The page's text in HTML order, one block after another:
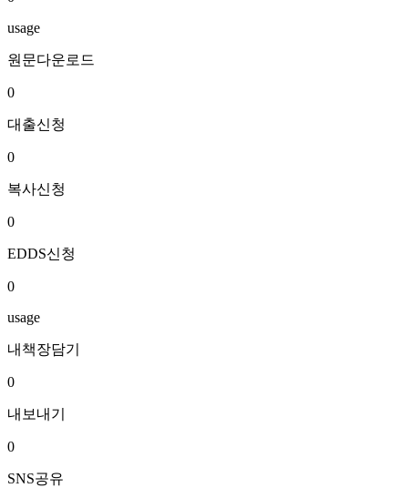
usage
원문다운로드
0
대출신청
0
복사신청
0
EDDS신청
0
usage
내책장담기
0
내보내기
0
SNS공유